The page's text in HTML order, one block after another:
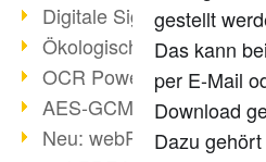
Digitale Signaturen
Ökologischen Abdruck
OCR Power für Profis
AES-GCM-Unterstützung
Neu: webPDF Developer
gestellt
Das kann
per E-Mail
Download
Dazu